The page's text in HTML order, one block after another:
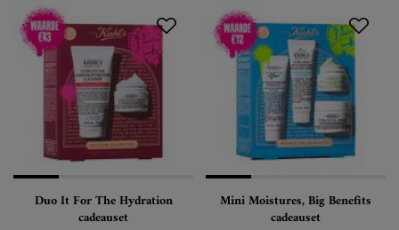
Duo It For The Hydration
cadeauset
Mini Moistures, Big Benefits
cadeauset